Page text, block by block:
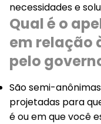
necessidades e
Qual é o
em relação
pelo
São semi-anônimas
projetadas para
é ou em que você